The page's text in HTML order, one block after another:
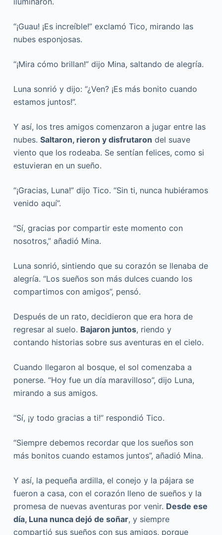
“¡Guau! ¡Es increíble!” exclamó Tico, mirando las
nubes esponjosas.
“¡Mira cómo brillan!” dijo Mina, saltando de alegría.
Luna sonrió y dijo: “¿Ven? ¡Es más bonito cuando
estamos juntos!”.
Y así, los tres amigos comenzaron a jugar entre las
nubes. Saltaron, rieron y disfrutaron del suave
viento que los rodeaba. Se sentían felices, como si
estuvieran en un sueño.
“¡Gracias, Luna!” dijo Tico. “Sin ti, nunca hubiéramos
venido aquí”.
“Sí, gracias por compartir este momento con
nosotros,” añadió Mina.
Luna sonrió, sintiendo que su corazón se llenaba de
alegría. “Los sueños son más dulces cuando los
compartimos con amigos”, pensó.
Después de un rato, decidieron que era hora de
regresar al suelo. Bajaron juntos, riendo y
contando historias sobre sus aventuras en el cielo.
Cuando llegaron al bosque, el sol comenzaba a
ponerse. “Hoy fue un día maravilloso”, dijo Luna,
mirando a sus amigos.
“Sí, ¡y todo gracias a ti!” respondió Tico.
“Siempre debemos recordar que los sueños son
más bonitos cuando estamos juntos”, añadió Mina.
Y así, la pequeña ardilla, el conejo y la pájara se
fueron a casa, con el corazón lleno de sueños y la
promesa de nuevas aventuras por venir. Desde ese
día, Luna nunca dejó de soñar, y siempre
compartió sus sueños con sus amigos, porque